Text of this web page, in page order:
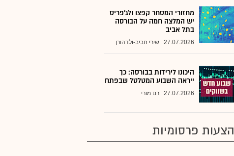
מחזורי המסחר קפצו ולג'פריס
יש המלצה חמה על הבורסה
בתל אביב
27.07.2026 שירי חביב-ולדהורן
היכונו לירידות בבורסה: כך
ייראה השבוע המטלטל שבפתח
27.07.2026 רם מורי
הצעות פרסומיות